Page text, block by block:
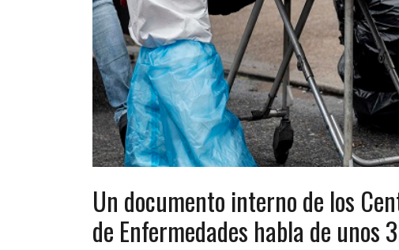
Un documento interno de los
de Enfermedades habla de